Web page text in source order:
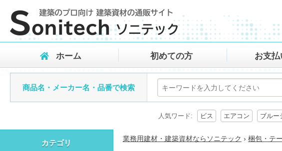
ホーム 初めての方 お支
商品名・メーカー名・品番で検索
人気ワード: ビス エアコン ブルー
カテゴリ 業務用建材・建築資材ならソニテック › 梱包・テ